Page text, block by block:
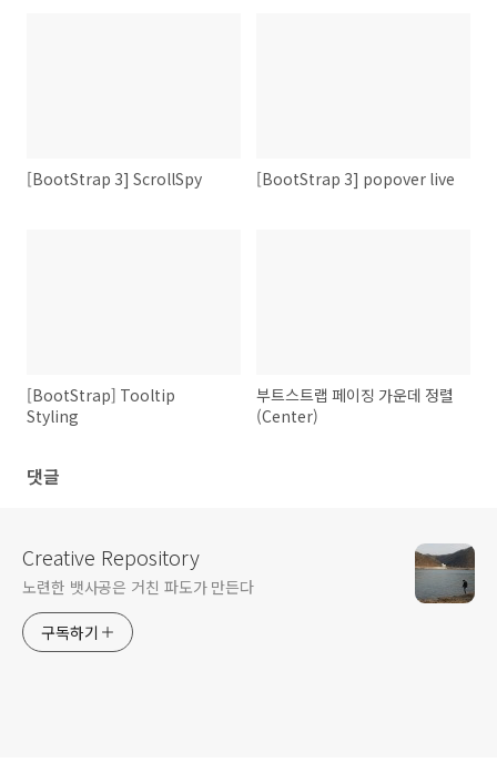
[BootStrap 3] ScrollSpy [BootStrap 3] popover live
[BootStrap] Tooltip
Styling
부트스트랩 페이징 가운데 정렬
(Center)
댓글
Creative Repository
노련한 뱃사공은 거친 파도가 만든다
구독하기